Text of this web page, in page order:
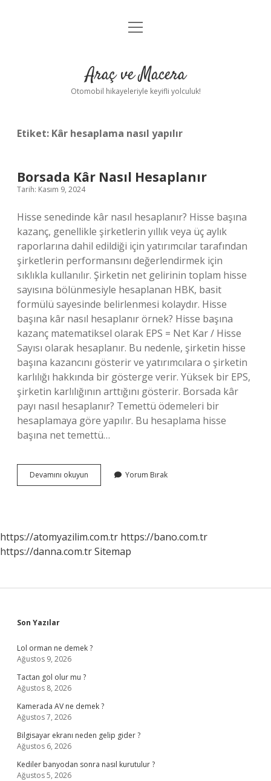
Anasayfa
Yasal Uyarı
menüyü
Araç ve Macera
Otomobil hikayeleriyle keyifli yolculuk!
Etiket: Kâr hesaplama nasıl yapılır
Borsada Kâr Nasıl Hesaplanır
Tarih: Kasım 9, 2024
Hisse senedinde kâr nasıl hesaplanır? Hisse başına
kazanç, genellikle şirketlerin yıllık veya üç aylık
raporlarına dahil edildiği için yatırımcılar tarafından
şirketlerin performansını değerlendirmek için
sıklıkla kullanılır. Şirketin net gelirinin toplam hisse
sayısına bölünmesiyle hesaplanan HBK, basit
formülü sayesinde belirlenmesi kolaydır. Hisse
başına kâr nasıl hesaplanır örnek? Hisse başına
kazanç matematiksel olarak EPS = Net Kar / Hisse
Sayısı olarak hesaplanır. Bu nedenle, şirketin hisse
başına kazancını gösterir ve yatırımcılara o şirketin
karlılığı hakkında bir gösterge verir. Yüksek bir EPS,
şirketin karlılığının arttığını gösterir. Borsada kâr
payı nasıl hesaplanır? Temettü ödemeleri bir
hesaplamaya göre yapılır. Bu hesaplama hisse
başına net temettü…
Devamını okuyun Borsada
Kâr
Yorum Bırak
https://atomyazilim.com.tr https://bano.com.tr
https://danna.com.trSitemap
Sidebar
Son Yazılar
Lol orman ne demek ?
Ağustos 9, 2026
Tactan gol olur mu ?
Ağustos 8, 2026
Kamerada AV ne demek ?
Ağustos 7, 2026
Bilgisayar ekranı neden gelip gider ?
Ağustos 6, 2026
Kediler banyodan sonra nasıl kurutulur ?
Ağustos 5, 2026